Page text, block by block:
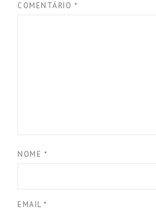
COMENTÁRIO *
NOME *
EMAIL *